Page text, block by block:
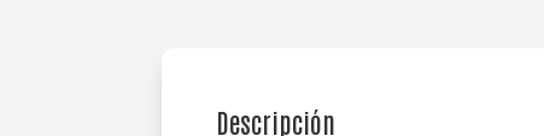
Descripción